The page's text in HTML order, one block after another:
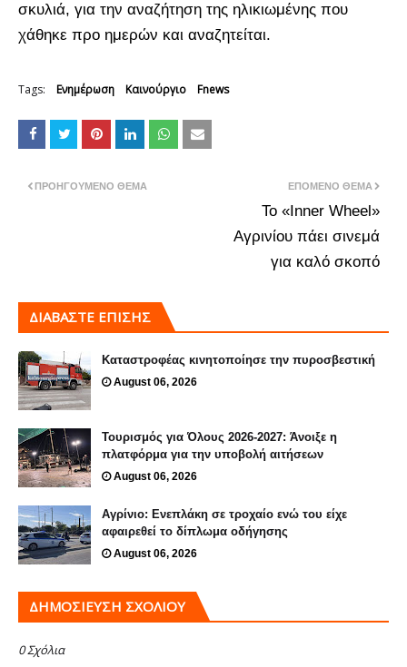
σκυλιά, για την αναζήτηση της ηλικιωμένης που
χάθηκε προ ημερών και αναζητείται.
Tags: Ενημέρωση Καινούργιο Fnews
ΕΠΌΜΕΝΟ ΘΈΜΑ
Το «Inner Wheel»
Αγρινίου πάει σινεμά
για καλό σκοπό
ΠΡΟΗΓΟΎΜΕΝΟ ΘΈΜΑ
ΔΙΑΒΑΣΤΕ ΕΠΙΣΗΣ
Καταστροφέας κινητοποίησε την πυροσβεστική
August 06, 2026
Τουρισμός για Όλους 2026-2027: Άνοιξε η
πλατφόρμα για την υποβολή αιτήσεων
August 06, 2026
Αγρίνιο: Ενεπλάκη σε τροχαίο ενώ του είχε
αφαιρεθεί το δίπλωμα οδήγησης
August 06, 2026
ΔΗΜΟΣΊΕΥΣΗ ΣΧΟΛΊΟΥ
0 Σχόλια